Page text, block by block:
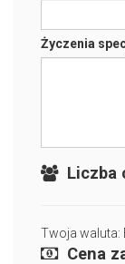
Życzenia
Liczba
Twoja waluta:
Cena